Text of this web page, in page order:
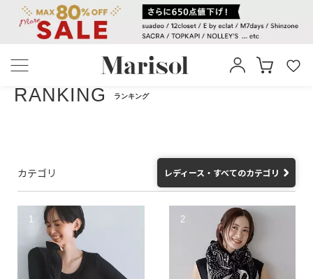
RANKING ランキング
カテゴリ レディース ・ すべてのカテゴリ